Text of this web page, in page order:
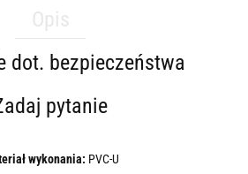
dot. bezpieczeństwa
pytanie
wykonania: PVC-U